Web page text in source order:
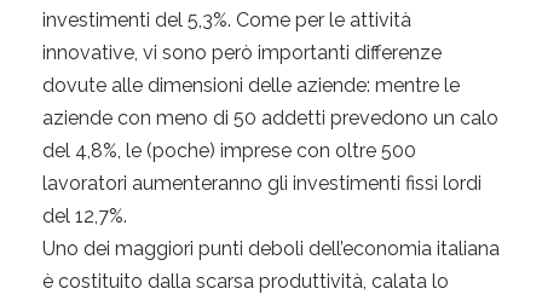
investimenti del 5,3%. Come per le attività
innovative, vi sono però importanti differenze
dovute alle dimensioni delle aziende: mentre le
aziende con meno di 50 addetti prevedono un calo
del 4,8%, le (poche) imprese con oltre 500
lavoratori aumenteranno gli investimenti fissi lordi
del 12,7%.
Uno dei maggiori punti deboli dell’economia italiana
è costituito dalla scarsa produttività, calata lo